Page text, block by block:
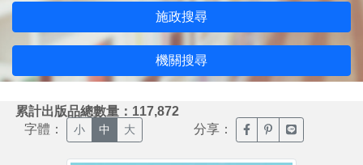
施政搜尋
機關搜尋
累計出版品總數量：117,872
字體： 小 中 大 分享： 臉書分享(另開新視窗)
噗浪分享(另開新
Line分享(另